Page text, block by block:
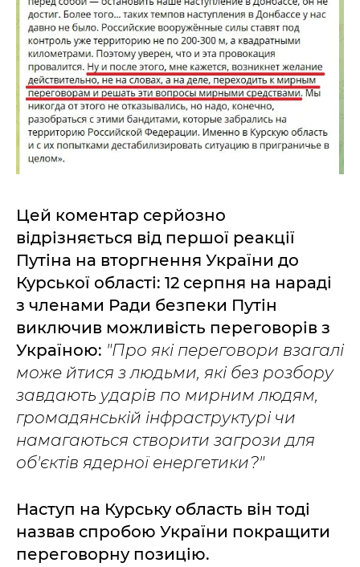
Цей коментар серйозно
відрізняється від першої реакції
Путіна на вторгнення України до
Курської області: 12 серпня на нараді
з членами Ради безпеки Путін
виключив можливість переговорів з
Україною: "Про які переговори взагалі
може йтися з людьми, які без розбору
завдають ударів по мирним людям,
громадянській інфраструктурі чи
намагаються створити загрози для
об'єктів ядерної енергетики?"
Наступ на Курську область він тоді
назвав спробою України покращити
переговорну позицію.